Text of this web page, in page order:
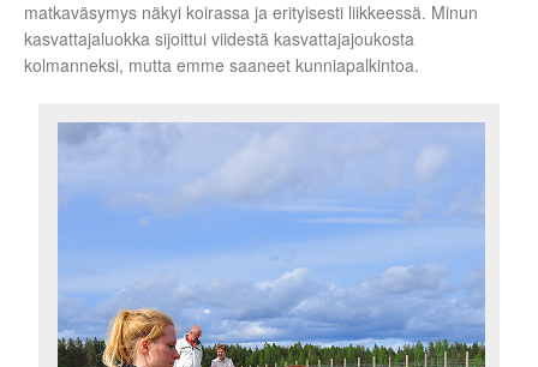
matkaväsymys näkyi koirassa ja erityisesti liikkeessä. Minun
kasvattajaluokka sijoittui viidestä kasvattajajoukosta
kolmanneksi, mutta emme saaneet kunniapalkintoa.